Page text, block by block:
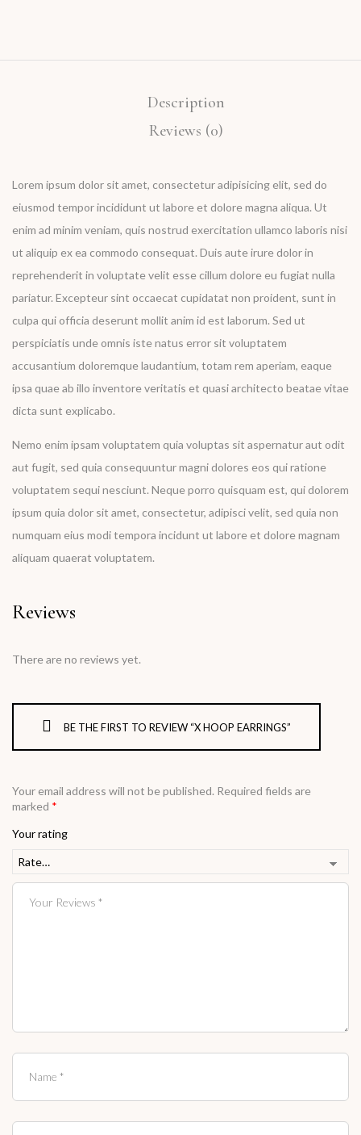
Description
Reviews (0)
Lorem ipsum dolor sit amet, consectetur adipisicing elit, sed do
eiusmod tempor incididunt ut labore et dolore magna aliqua. Ut
enim ad minim veniam, quis nostrud exercitation ullamco laboris nisi
ut aliquip ex ea commodo consequat. Duis aute irure dolor in
reprehenderit in voluptate velit esse cillum dolore eu fugiat nulla
pariatur. Excepteur sint occaecat cupidatat non proident, sunt in
culpa qui officia deserunt mollit anim id est laborum. Sed ut
perspiciatis unde omnis iste natus error sit voluptatem
accusantium doloremque laudantium, totam rem aperiam, eaque
ipsa quae ab illo inventore veritatis et quasi architecto beatae vitae
dicta sunt explicabo.
Nemo enim ipsam voluptatem quia voluptas sit aspernatur aut odit
aut fugit, sed quia consequuntur magni dolores eos qui ratione
voluptatem sequi nesciunt. Neque porro quisquam est, qui dolorem
ipsum quia dolor sit amet, consectetur, adipisci velit, sed quia non
numquam eius modi tempora incidunt ut labore et dolore magnam
aliquam quaerat voluptatem.
Reviews
There are no reviews yet.
BE THE FIRST TO REVIEW “X HOOP EARRINGS”
Your email address will not be published. Required fields are
marked *
Your rating